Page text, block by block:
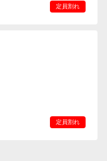
定員割れ
定員割れ